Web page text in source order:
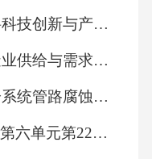
2026中国运动防护材料科技创新与产业化应用研究报告
2026中国通信设备制造业供给与需求分析及投资评估规划报告
2026中国数据中心液冷系统管路腐蚀防护与运维成本分析报告
统编版七年级语文上册第六单元第22课《皇帝的新装》学习任务单